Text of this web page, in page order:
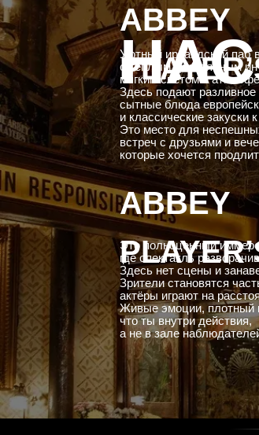
НАС
ABBEY
Уютный ирландский паб
с тёплым деревянным
мягким светом и
Здесь подают
сытные блюда
и классические закуски
Это место для
встреч с друзьями и
которые хочется
ABBEY
Это полноценный
где спектакль
Здесь нет сцены и
Зрители становятся
актёры играют на
Живые эмоции, плотный
что ты внутри действия,
а не в зале